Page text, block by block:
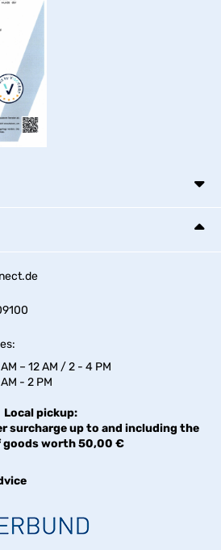
– 12 AM / 2 - 4 PM
- 2 PM
Local pickup:
surcharge up to and including the
goods worth 50,00 €